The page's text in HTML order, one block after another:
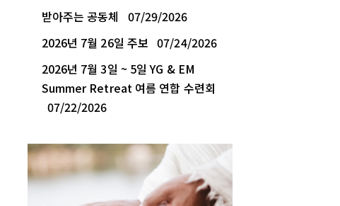
받아주는 공동체
07/29/2026
2026년 7월 26일 주보 07/24/2026
2026년 7월 3일 ~ 5일 YG & EM
Summer Retreat 여름 연합 수련회
07/22/2026